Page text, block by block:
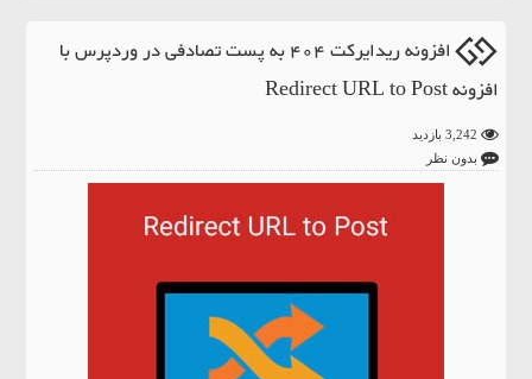
افزونه ریدایرکت 404 به پست تصادفی در وردپرس با
افزونه Redirect URL to Post
بدون نظر